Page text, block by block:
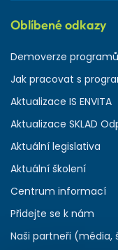
Oblíbené odkazy
Demoverze programů
Jak pracovat s
Aktualizace IS ENVITA
Aktualizace SKLAD
Aktuální legislativa
Aktuální školení
Centrum informací
Přidejte se k nám
Naši partneři (média,